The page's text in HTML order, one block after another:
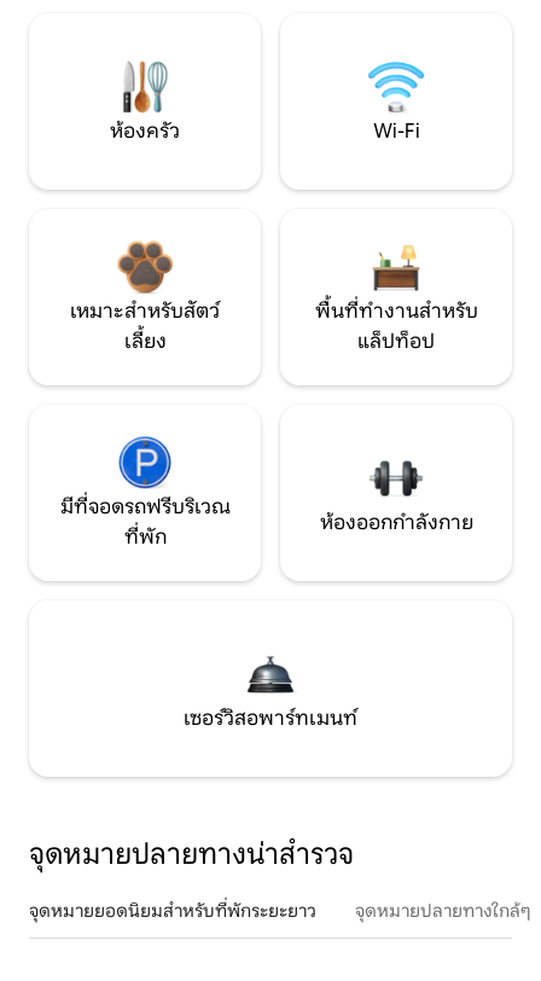
ห้องครัว Wi-Fi
เหมาะสำหรับสัตว์
เลี้ยง
พื้นที่ทำงานสำหรับ
แล็ปท็อป
มีที่จอดรถฟรีบริเวณ
ที่พัก
ห้องออกกำลังกาย
เซอร์วิสอพาร์ทเมนท์
จุดหมายปลายทางน่าสำรวจ
จุดหมายยอดนิยมสำหรับที่พักระยะยาว จุดหมายปลายทางใกล้ๆ